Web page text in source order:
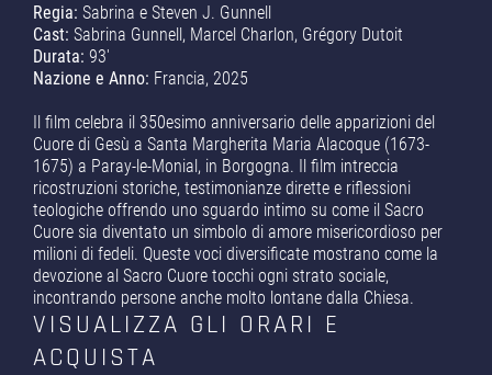
Regia: Sabrina e Steven J. Gunnell
Cast: Sabrina Gunnell, Marcel Charlon, Grégory Dutoit
Durata: 93'
Nazione e Anno: Francia, 2025
Il film celebra il 350esimo anniversario delle apparizioni del
Cuore di Gesù a Santa Margherita Maria Alacoque (1673-
1675) a Paray-le-Monial, in Borgogna. Il film intreccia
ricostruzioni storiche, testimonianze dirette e riflessioni
teologiche offrendo uno sguardo intimo su come il Sacro
Cuore sia diventato un simbolo di amore misericordioso per
milioni di fedeli. Queste voci diversificate mostrano come la
devozione al Sacro Cuore tocchi ogni strato sociale,
incontrando persone anche molto lontane dalla Chiesa.
VISUALIZZA GLI ORARI E
ACQUISTA